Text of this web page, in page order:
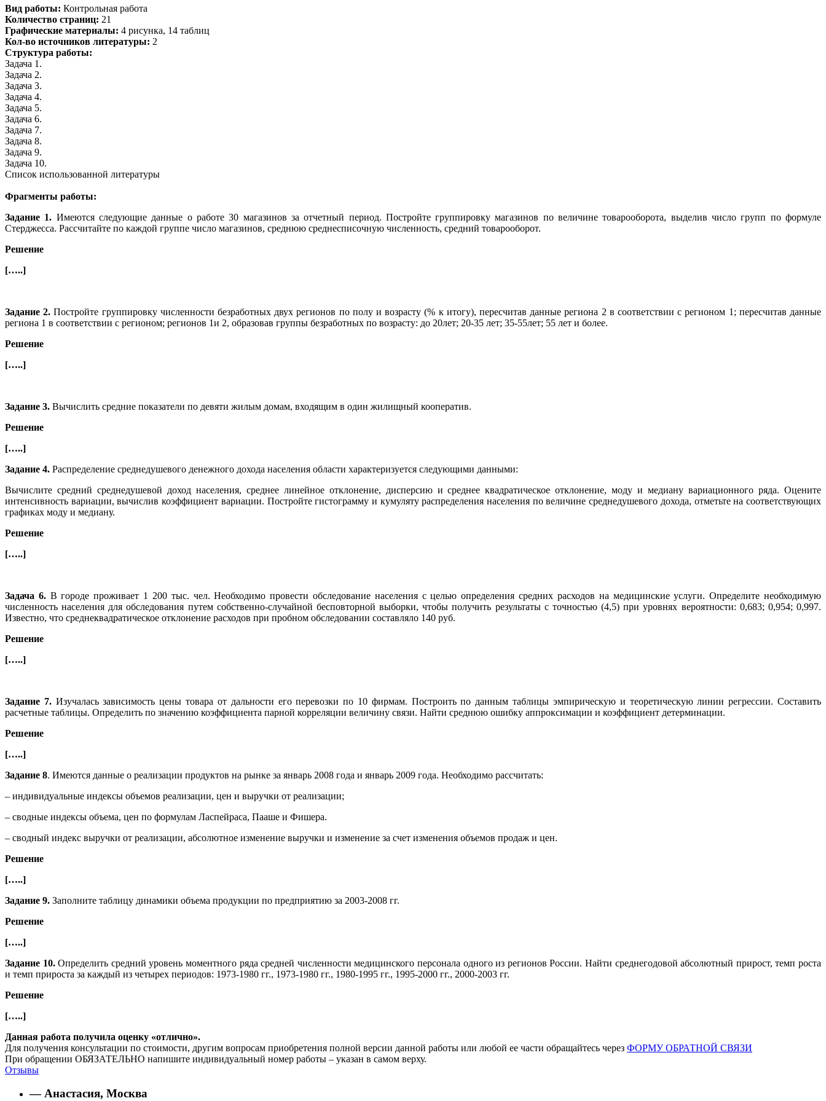
Вид работы: Контрольная работа
Количество страниц: 21
Графические материалы: 4 рисунка, 14 таблиц
Кол-во источников литературы: 2
Структура работы:
Задача 1.
Задача 2.
Задача 3.
Задача 4.
Задача 5.
Задача 6.
Задача 7.
Задача 8.
Задача 9.
Задача 10.
Список использованной литературы
Фрагменты работы:
Задание 1. Имеются следующие данные о работе 30 магазинов за отчетный период. Постройте группировку магазинов по величине товарооборота, выделив число групп по формуле
Стерджесса. Рассчитайте по каждой группе число магазинов, среднюю среднесписочную численность, средний товарооборот.
Решение
[…..]
Задание 2.Постройте группировку численности безработных двух регионов по полу и возрасту (% к итогу), пересчитав данные региона 2 в соответствии с регионом 1; пересчитав данные
региона 1 в соответствии с регионом; регионов 1и 2, образовав группы безработных по возрасту: до 20лет; 20-35 лет; 35-55лет; 55 лет и более.
Решение
[…..]
Задание 3. Вычислить средние показатели по девяти жилым домам, входящим в один жилищный кооператив.
Решение
[…..]
Задание 4. Распределение среднедушевого денежного дохода населения области характеризуется следующими данными:
Вычислите средний среднедушевой доход населения, среднее линейное отклонение, дисперсию и среднее квадратическое отклонение, моду и медиану вариационного ряда. Оцените
интенсивность вариации, вычислив коэффициент вариации. Постройте гистограмму и кумуляту распределения населения по величине среднедушевого дохода, отметьте на соответствующих
графиках моду и медиану.
Решение
[…..]
Задача 6. В городе проживает 1 200 тыс. чел. Необходимо провести обследование населения с целью определения средних расходов на медицинские услуги. Определите необходимую
численность населения для обследования путем собственно-случайной бесповторной выборки, чтобы получить результаты с точностью (4,5) при уровнях вероятности: 0,683; 0,954; 0,997.
Известно, что среднеквадратическое отклонение расходов при пробном обследовании составляло 140 руб.
Решение
[…..]
Задание 7.Изучалась зависимость цены товара от дальности его перевозки по 10 фирмам. Построить по данным таблицы эмпирическую и теоретическую линии регрессии. Составить
расчетные таблицы. Определить по значению коэффициента парной корреляции величину связи. Найти среднюю ошибку аппроксимации и коэффициент детерминации.
Решение
[…..]
Задание 8. Имеются данные о реализации продуктов на рынке за январь 2008 года и январь 2009 года. Необходимо рассчитать:
– индивидуальные индексы объемов реализации, цен и выручки от реализации;
– сводные индексы объема, цен по формулам Ласпейраса, Пааше и Фишера.
– сводный индекс выручки от реализации, абсолютное изменение выручки и изменение за счет изменения объемов продаж и цен.
Решение
[…..]
Задание 9. Заполните таблицу динамики объема продукции по предприятию за 2003-2008 гг.
Решение
[…..]
Задание 10.Определить средний уровень моментного ряда средней численности медицинского персонала одного из регионов России. Найти среднегодовой абсолютный прирост, темп роста
и темп прироста за каждый из четырех периодов: 1973-1980 гг., 1973-1980 гг., 1980-1995 гг., 1995-2000 гг., 2000-2003 гг.
Решение
[…..]
Данная работа получила оценку «отлично».
Для получения консультации по стоимости, другим вопросам приобретения полной версии данной работы или любой ее части обращайтесь через ФОРМУ ОБРАТНОЙ СВЯЗИ
При обращении ОБЯЗАТЕЛЬНО напишите индивидуальный номер работы – указан в самом верху.
Отзывы
— Анастасия, Москва